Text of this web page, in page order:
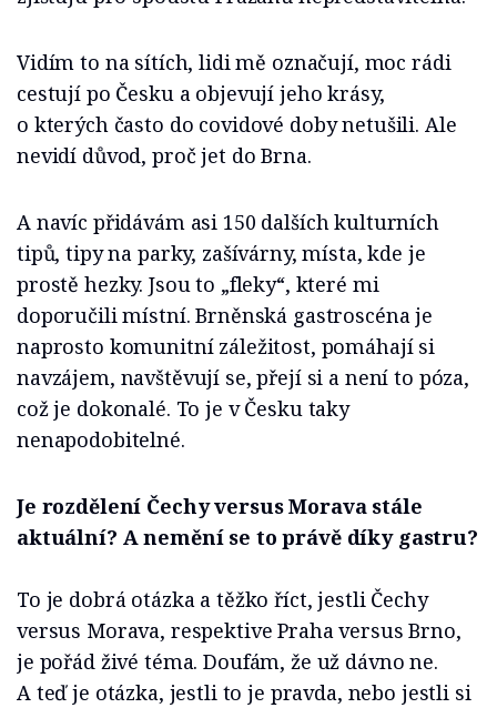
Vidím to na sítích, lidi mě označují, moc rádi
cestují po Česku a objevují jeho krásy,
o kterých často do covidové doby netušili. Ale
nevidí důvod, proč jet do Brna.
A navíc přidávám asi 150 dalších kulturních
tipů, tipy na parky, zašívárny, místa, kde je
prostě hezky. Jsou to „fleky“, které mi
doporučili místní. Brněnská gastroscéna je
naprosto komunitní záležitost, pomáhají si
navzájem, navštěvují se, přejí si a není to póza,
což je dokonalé. To je v Česku taky
nenapodobitelné.
Je rozdělení Čechy versus Morava stále
aktuální? A nemění se to právě díky gastru?
To je dobrá otázka a těžko říct, jestli Čechy
versus Morava, respektive Praha versus Brno,
je pořád živé téma. Doufám, že už dávno ne.
A teď je otázka, jestli to je pravda, nebo jestli si